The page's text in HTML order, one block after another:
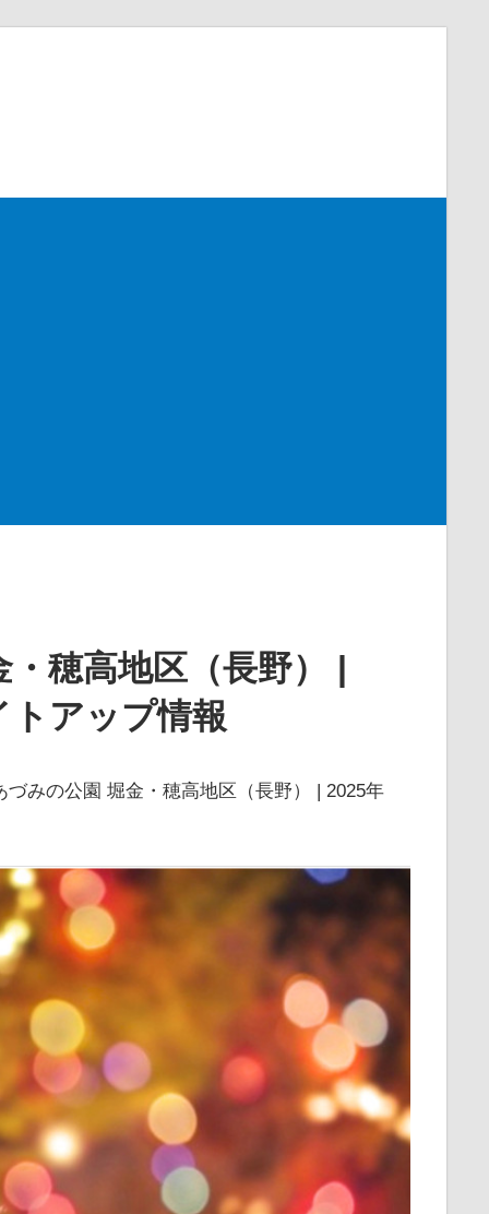
穂高地区（長野） |
アップ情報
づみの公園 堀金・穂高地区（長野） | 2025年